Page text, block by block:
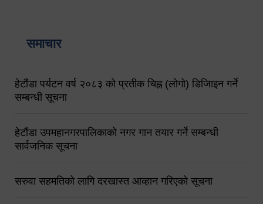
समाचार
हेटौंडा पर्यटन वर्ष २०८३ को प्रतीक चिह्न (लोगो) डिजिाइन गर्ने
सम्बन्धी सूचना
हेटौंडा उपमहानगरपालिकाको नगर गान तयार गर्ने सम्बन्धी
सार्वजनिक सूचना
सरुवा सहमतिको लागि दरखास्त आव्हान गरिएको सूचना